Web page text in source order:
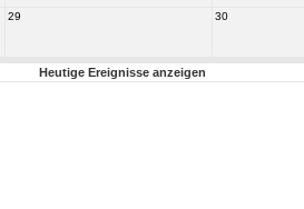
29 30
Heutige Ereignisse anzeigen